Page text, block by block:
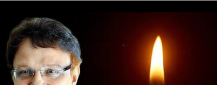
టాలీవుడ్ లో విషాదం: సీనియర్
నటుడు శరత్ బాబు ఇకలేరు
వ్రాసిన వారు Sriram Pranateja 03:24 pm
ఈ వార్తాకథనం ఏంటి